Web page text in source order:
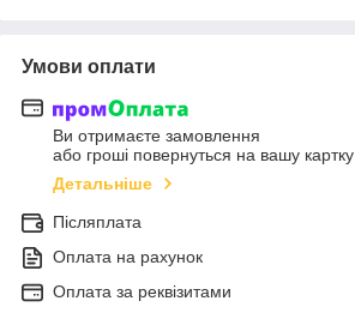
Умови оплати
Ви отримаєте замовлення
або гроші повернуться на вашу картку
Детальніше
Післяплата
Оплата на рахунок
Оплата за реквізитами